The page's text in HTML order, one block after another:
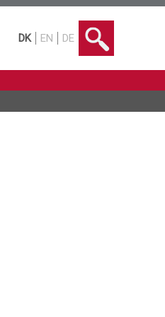
DK EN DE